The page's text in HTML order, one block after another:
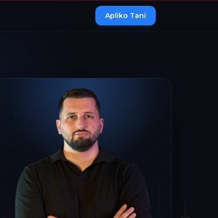
Apliko Tani